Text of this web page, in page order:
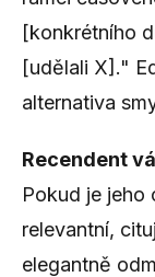
[konkrétního
[udělali X]."
alternativa
Recendent
Pokud je jeho
relevantní,
elegantně